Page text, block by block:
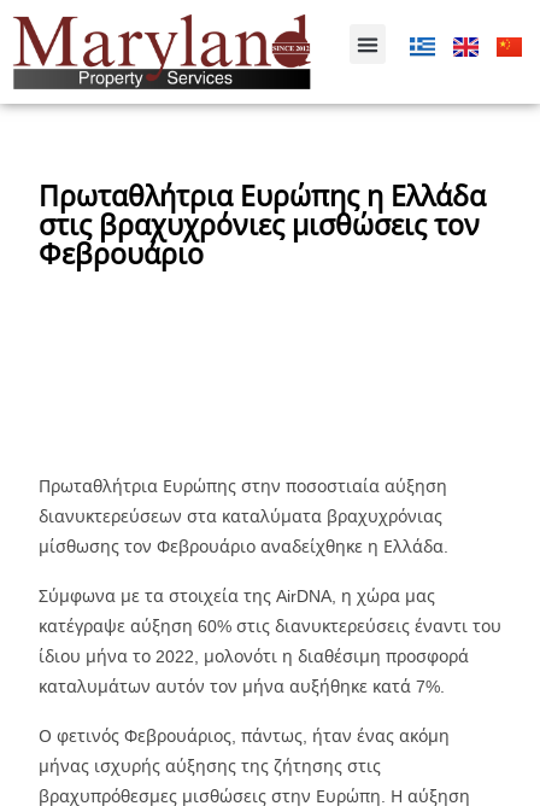
Πρωταθλήτρια Ευρώπης η Ελλάδα
στις βραχυχρόνιες μισθώσεις τον
Φεβρουάριο
Πρωταθλήτρια Ευρώπης στην ποσοστιαία αύξηση
διανυκτερεύσεων στα καταλύματα βραχυχρόνιας
μίσθωσης τον Φεβρουάριο αναδείχθηκε η Ελλάδα.
Σύμφωνα με τα στοιχεία της AirDNA, η χώρα μας
κατέγραψε αύξηση 60% στις διανυκτερεύσεις έναντι του
ίδιου μήνα το 2022, μολονότι η διαθέσιμη προσφορά
καταλυμάτων αυτόν τον μήνα αυξήθηκε κατά 7%.
Ο φετινός Φεβρουάριος, πάντως, ήταν ένας ακόμη
μήνας ισχυρής αύξησης της ζήτησης στις
βραχυπρόθεσμες μισθώσεις στην Ευρώπη. Η αύξηση